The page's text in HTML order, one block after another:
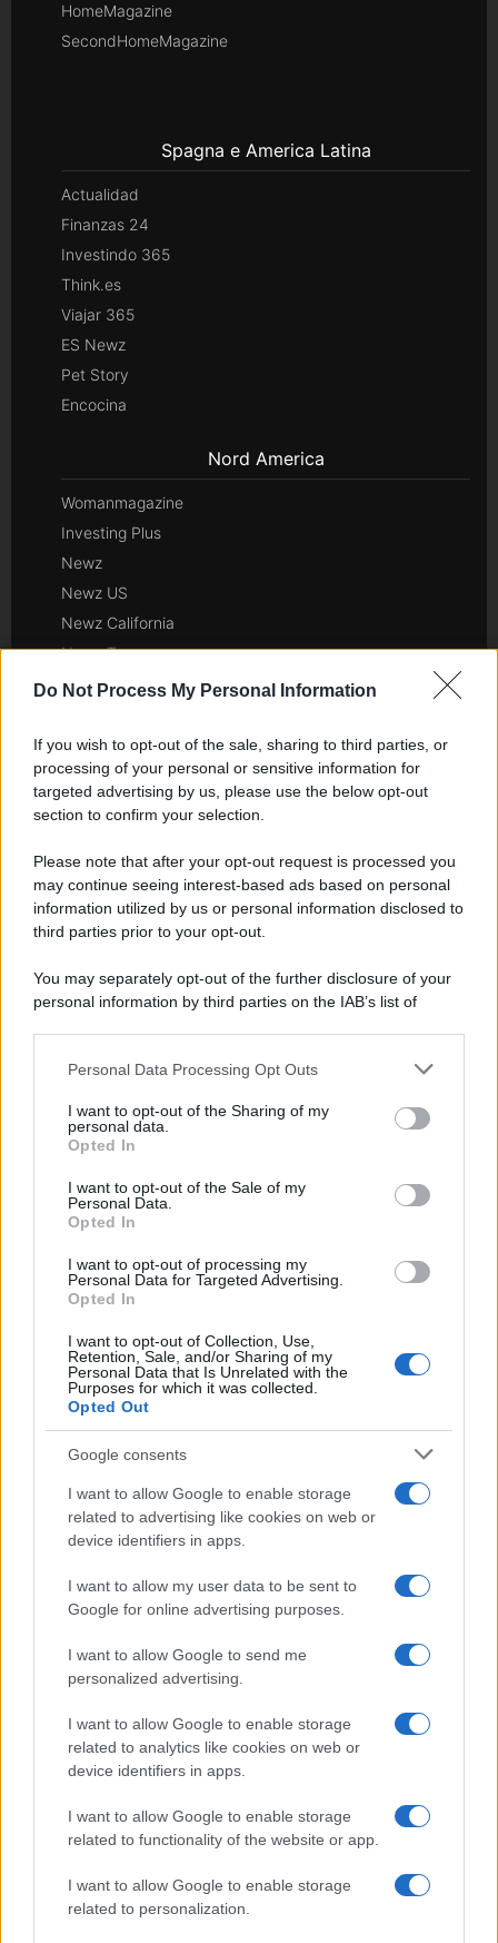
Do Not Process My Personal Information
If you wish to opt-out of the sale, sharing to third parties, or
processing of your personal or sensitive information for
targeted advertising by us, please use the below opt-out
section to confirm your selection.
Please note that after your opt-out request is processed you
may continue seeing interest-based ads based on personal
information utilized by us or personal information disclosed to
third parties prior to your opt-out.
You may separately opt-out of the further disclosure of your
personal information by third parties on the IAB’s list of
This information may also be disclosed by us to third parties
disclose it to other third parties.
Please note that this website/app uses one or more Google
services and may gather and store information including but
not limited to your visit or usage behaviour. You may click to
grant or deny consent to Google and its third-party tags to
consent section.
Personal Data Processing Opt Outs
I want to opt-out of the Sharing of my
personal data.
Opted In
I want to opt-out of the Sale of my
Personal Data.
Opted In
I want to opt-out of processing my
Personal Data for Targeted Advertising.
Opted In
I want to opt-out of Collection, Use,
Retention, Sale, and/or Sharing of my
Personal Data that Is Unrelated with the
Purposes for which it was collected.
Opted Out
Google consents
I want to allow Google to enable storage
related to advertising like cookies on web or
device identifiers in apps.
I want to allow my user data to be sent to
Google for online advertising purposes.
I want to allow Google to send me
personalized advertising.
I want to allow Google to enable storage
related to analytics like cookies on web or
device identifiers in apps.
I want to allow Google to enable storage
related to functionality of the website or app.
I want to allow Google to enable storage
related to personalization.
HomeMagazine
SecondHomeMagazine
Spagna e America Latina
Actualidad
Finanzas 24
Investindo 365
Think.es
Viajar 365
ES Newz
Pet Story
Encocina
Nord America
Womanmagazine
Investing Plus
Newz
Newz US
Newz California
Newz Texas
Newz Florida
Newz Pennsylvania
Newz Illinois
Newz Ohio
Hig Tech Mag
Scoop Mag
Lgbtqia News
Day Travel 365
Home Magazine 365
SecondHomeMagazine
Francia
InvestirMag
Germania
UK
Lgbtq News
Olanda
Investeren 24
NL Newz